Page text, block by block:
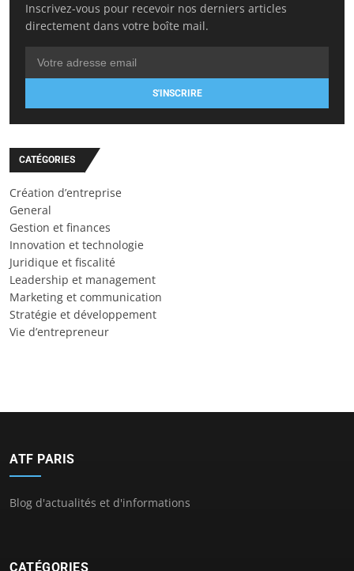
Inscrivez-vous pour recevoir nos derniers articles
directement dans votre boîte mail.
S'INSCRIRE
CATÉGORIES
Création d’entreprise
General
Gestion et finances
Innovation et technologie
Juridique et fiscalité
Leadership et management
Marketing et communication
Stratégie et développement
Vie d’entrepreneur
ATF PARIS
Blog d'actualités et d'informations
CATÉGORIES